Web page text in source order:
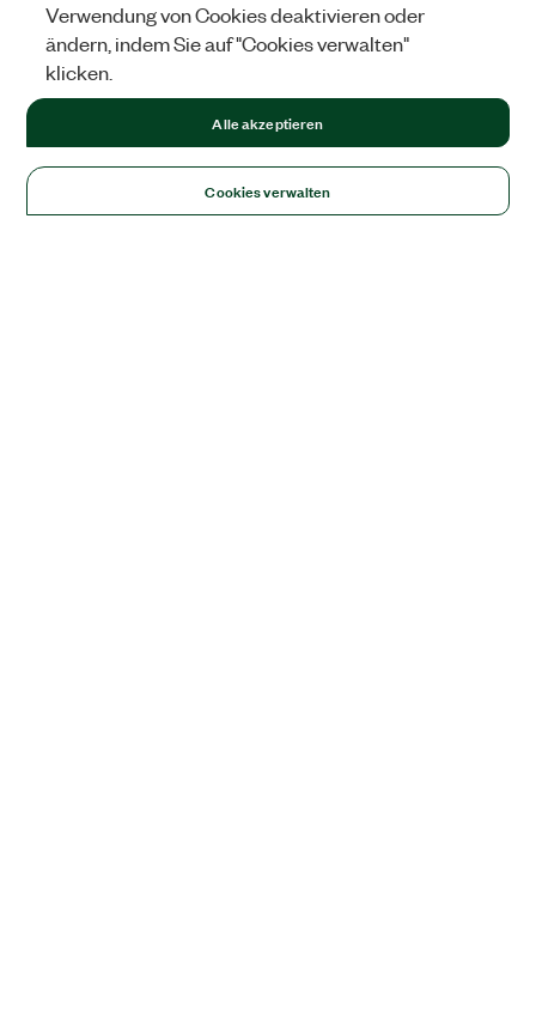
Verwendung von Cookies deaktivieren oder
ändern, indem Sie auf "Cookies verwalten"
klicken.
Cookies verwalten
Alle akzeptieren